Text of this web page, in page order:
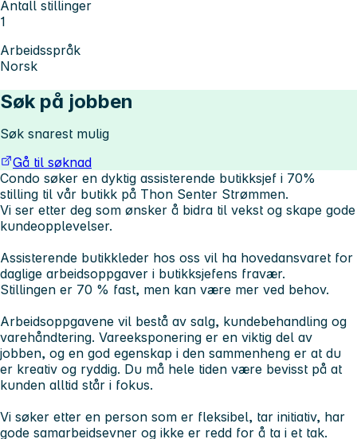
Antall stillinger
1
Arbeidsspråk
Norsk
Søk på jobben
Søk snarest mulig
Gå til søknad
Condo søker en dyktig assisterende butikksjef i 70%
stilling til vår butikk på Thon Senter Strømmen.
Vi ser etter deg som ønsker å bidra til vekst og skape gode
kundeopplevelser.
Assisterende butikkleder hos oss vil ha hovedansvaret for
daglige arbeidsoppgaver i butikksjefens fravær.
Stillingen er 70 % fast, men kan være mer ved behov.
Arbeidsoppgavene vil bestå av salg, kundebehandling og
varehåndtering. Vareeksponering er en viktig del av
jobben, og en god egenskap i den sammenheng er at du
er kreativ og ryddig. Du må hele tiden være bevisst på at
kunden alltid står i fokus.
Vi søker etter en person som er fleksibel, tar initiativ, har
gode samarbeidsevner og ikke er redd for å ta i et tak.